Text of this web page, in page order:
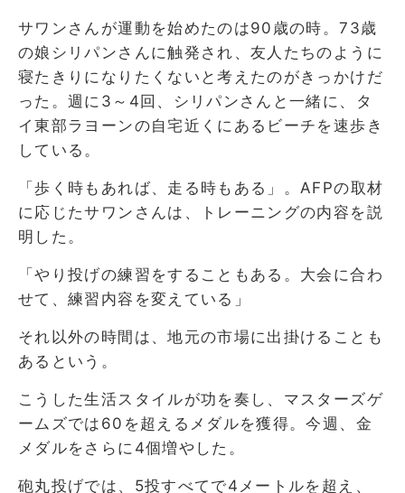
サワンさんが運動を始めたのは90歳の時。73歳
の娘シリパンさんに触発され、友人たちのように
寝たきりになりたくないと考えたのがきっかけだ
った。週に3～4回、シリパンさんと一緒に、タ
イ東部ラヨーンの自宅近くにあるビーチを速歩き
している。
「歩く時もあれば、走る時もある」。AFPの取材
に応じたサワンさんは、トレーニングの内容を説
明した。
「やり投げの練習をすることもある。大会に合わ
せて、練習内容を変えている」
それ以外の時間は、地元の市場に出掛けることも
あるという。
こうした生活スタイルが功を奏し、マスターズゲ
ームズでは60を超えるメダルを獲得。今週、金
メダルをさらに4個増やした。
砲丸投げでは、5投すべてで4メートルを超え、